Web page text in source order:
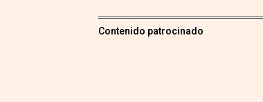
Contenido patrocinado